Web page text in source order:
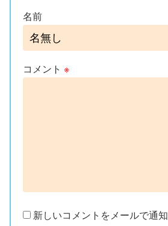
名前
コメント ※
新しいコメントをメールで通知